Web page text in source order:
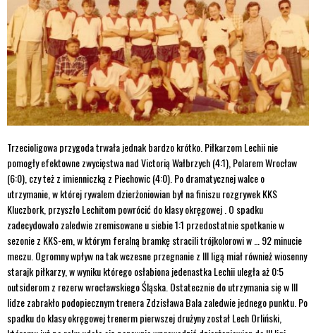
Trzecioligowa przygoda trwała jednak bardzo krótko. Piłkarzom Lechii nie
pomogły efektowne zwycięstwa nad Victorią Wałbrzych (4:1), Polarem Wrocław
(6:0), czy też z imienniczką z Piechowic (4:0). Po dramatycznej walce o
utrzymanie, w której rywalem dzierżoniowian był na finiszu rozgrywek KKS
Kluczbork, przyszło Lechitom powrócić do klasy okręgowej . O spadku
zadecydowało zaledwie zremisowane u siebie 1:1 przedostatnie spotkanie w
sezonie z KKS-em, w którym feralną bramkę stracili trójkolorowi w … 92 minucie
meczu. Ogromny wpływ na tak wczesne przegnanie z III ligą miał również wiosenny
starajk piłkarzy, w wyniku którego osłabiona jedenastka Lechii uległa aż 0:5
outsiderom z rezerw wrocławskiego Śląska. Ostatecznie do utrzymania się w III
lidze zabrakło podopiecznym trenera Zdzisława Bala zaledwie jednego punktu. Po
spadku do klasy okręgowej trenerm pierwszej drużyny został Lech Orliński,